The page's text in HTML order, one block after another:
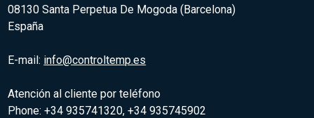
08130 Santa Perpetua De Mogoda (Barcelona)
España
E-mail: info@controltemp.es
Atención al cliente por teléfono
Phone: +34 935741320, +34 935745902